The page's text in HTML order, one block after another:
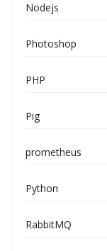
Nodejs
Photoshop
PHP
Pig
prometheus
Python
RabbitMQ